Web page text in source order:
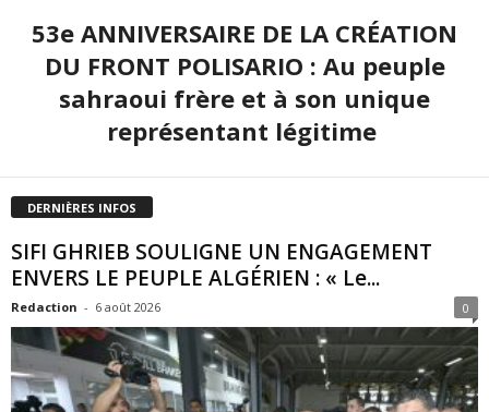
53e ANNIVERSAIRE DE LA CRÉATION
DU FRONT POLISARIO : Au peuple
sahraoui frère et à son unique
représentant légitime
DERNIÈRES INFOS
SIFI GHRIEB SOULIGNE UN ENGAGEMENT
ENVERS LE PEUPLE ALGÉRIEN : « Le...
Redaction - 6 août 2026 0